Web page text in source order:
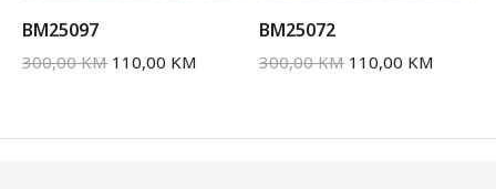
BM25097
300,00KM 110,00 KM
BM25072
300,00KM 110,00 KM